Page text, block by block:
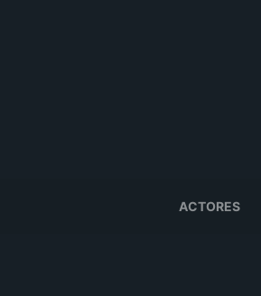
ACTORES